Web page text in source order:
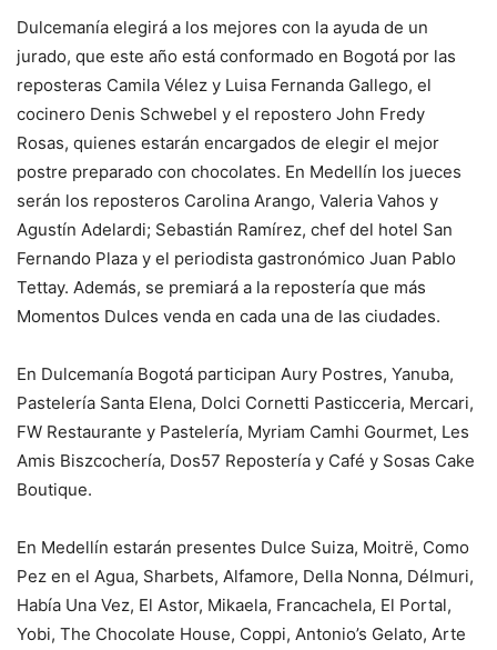
Dulcemanía elegirá a los mejores con la ayuda de un
jurado, que este año está conformado en Bogotá por las
reposteras Camila Vélez y Luisa Fernanda Gallego, el
cocinero Denis Schwebel y el repostero John Fredy
Rosas, quienes estarán encargados de elegir el mejor
postre preparado con chocolates. En Medellín los jueces
serán los reposteros Carolina Arango, Valeria Vahos y
Agustín Adelardi; Sebastián Ramírez, chef del hotel San
Fernando Plaza y el periodista gastronómico Juan Pablo
Tettay. Además, se premiará a la repostería que más
Momentos Dulces venda en cada una de las ciudades.
En Dulcemanía Bogotá participan Aury Postres, Yanuba,
Pastelería Santa Elena, Dolci Cornetti Pasticceria, Mercari,
FW Restaurante y Pastelería, Myriam Camhi Gourmet, Les
Amis Biszcochería, Dos57 Repostería y Café y Sosas Cake
Boutique.
En Medellín estarán presentes Dulce Suiza, Moitrë, Como
Pez en el Agua, Sharbets, Alfamore, Della Nonna, Délmuri,
Había Una Vez, El Astor, Mikaela, Francachela, El Portal,
Yobi, The Chocolate House, Coppi, Antonio’s Gelato, Arte